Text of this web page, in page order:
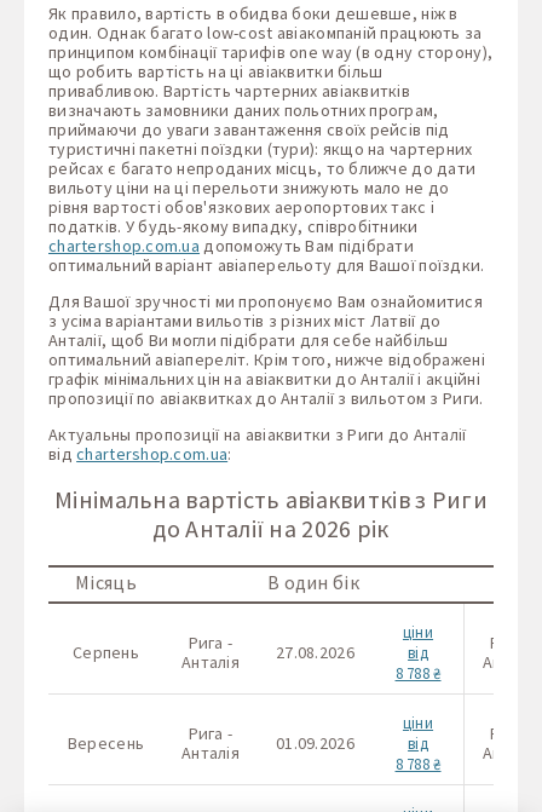
Як правило, вартість в обидва боки дешевше, ніж в
один. Однак багато low-cost авіакомпаній працюють за
принципом комбінації тарифів one way (в одну сторону),
що робить вартість на ці авіаквитки більш
привабливою. Вартість чартерних авіаквитків
визначають замовники даних польотних програм,
приймаючи до уваги завантаження своїх рейсів під
туристичні пакетні поїздки (тури): якщо на чартерних
рейсах є багато непроданих місць, то ближче до дати
вильоту ціни на ці перельоти знижують мало не до
рівня вартості обов'язкових аеропортових такс і
податків. У будь-якому випадку, співробітники
chartershop.com.ua допоможуть Вам підібрати
оптимальний варіант авіаперельоту для Вашої поїздки.
Для Вашої зручності ми пропонуємо Вам ознайомитися
з усіма варіантами вильотів з різних міст Латвії до
Анталії, щоб Ви могли підібрати для себе найбільш
оптимальний авіапереліт. Крім того, нижче відображені
графік мінімальних цін на авіаквитки до Анталії і акційні
пропозиції по авіаквитках до Анталії з вильотом з Риги.
Актуальны пропозиції на авіаквитки з Риги до Анталії
відchartershop.com.ua:
Мінімальна вартість авіаквитків з Риги
до Анталії на 2026 рік
Місяць В один бік
Серпень
Рига -
Анталія
27.08.2026
ціни
від
8 788 ₴
Рига -
Анталія
Вересень
Рига -
Анталія
01.09.2026
ціни
від
8 788 ₴
Рига -
Анталія